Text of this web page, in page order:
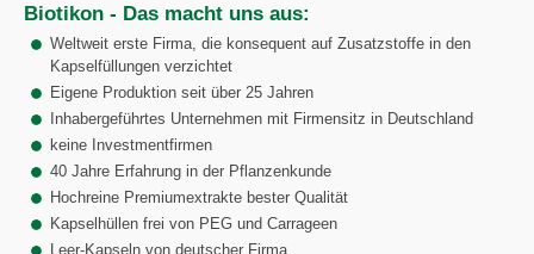
Biotikon - Das macht uns aus:
Weltweit erste Firma, die konsequent auf Zusatzstoffe in den
Kapselfüllungen verzichtet
Eigene Produktion seit über 25 Jahren
Inhabergeführtes Unternehmen mit Firmensitz in Deutschland
keine Investmentfirmen
40 Jahre Erfahrung in der Pflanzenkunde
Hochreine Premiumextrakte bester Qualität
Kapselhüllen frei von PEG und Carrageen
Leer-Kapseln von deutscher Firma